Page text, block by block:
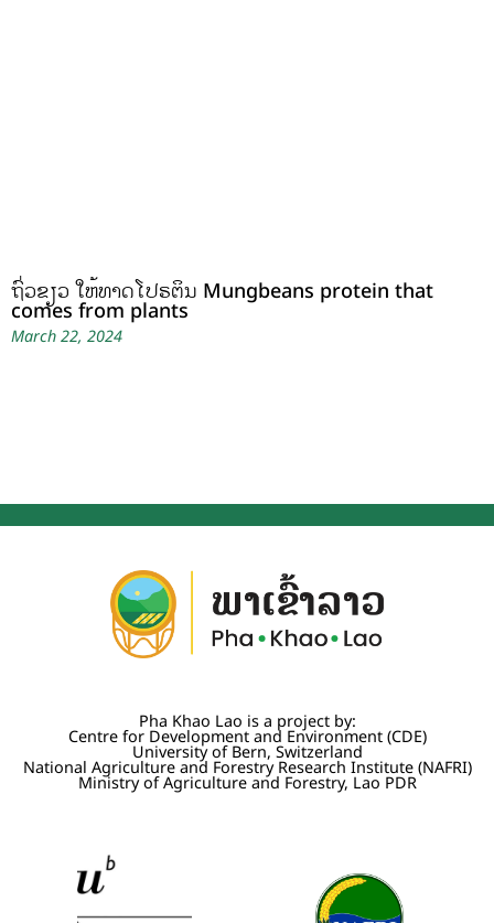
ຖົ່ວຂຽວ ໃຫ້ທາດໂປຣຕິນ Mungbeans protein that
comes from plants
March 22, 2024
Pha Khao Lao is a project by:
Centre for Development and Environment (CDE)
University of Bern, Switzerland
National Agriculture and Forestry Research Institute (NAFRI)
Ministry of Agriculture and Forestry, Lao PDR